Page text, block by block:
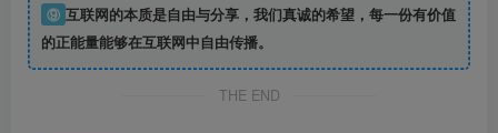
⑨ 互联网的本质是自由与分享，我们真诚的希望，每一份有价值
的正能量能够在互联网中自由传播。
THE END